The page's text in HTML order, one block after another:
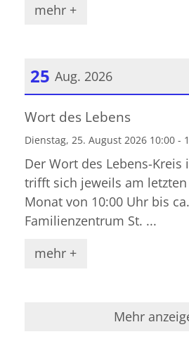
mehr +
25 Aug. 2026
Datum: 25. August 2026
Wort des Lebens
Dienstag, 25. August 2026 10:00 -
Der Wort des Lebens-Kreis
trifft sich jeweils am
Monat von 10:00 Uhr bis
Familienzentrum St. ...
mehr +
Mehr